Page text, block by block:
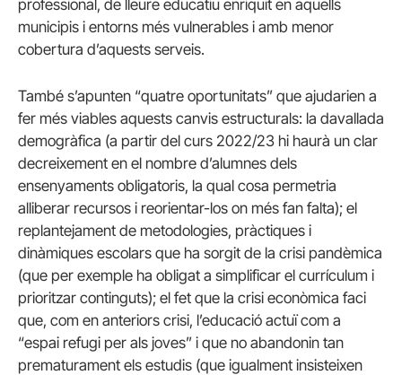
professional, de lleure educatiu enriquit en aquells
municipis i entorns més vulnerables i amb menor
cobertura d’aquests serveis.
També s’apunten “quatre oportunitats” que ajudarien a
fer més viables aquests canvis estructurals: la davallada
demogràfica (a partir del curs 2022/23 hi haurà un clar
decreixement en el nombre d’alumnes dels
ensenyaments obligatoris, la qual cosa permetria
alliberar recursos i reorientar-los on més fan falta); el
replantejament de metodologies, pràctiques i
dinàmiques escolars que ha sorgit de la crisi pandèmica
(que per exemple ha obligat a simplificar el currículum i
prioritzar continguts); el fet que la crisi econòmica faci
que, com en anteriors crisi, l’educació actuï com a
“espai refugi per als joves” i que no abandonin tan
prematurament els estudis (que igualment insisteixen